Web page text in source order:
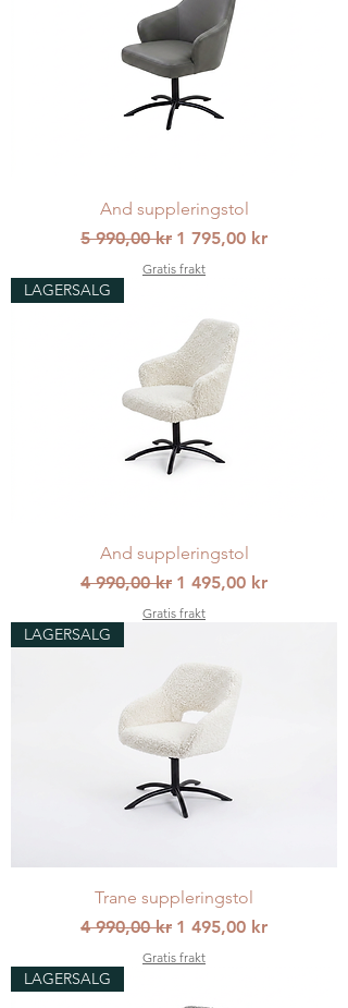
And suppleringstol
Vanlig pris
5 990,00 kr Salgspris
1 795,00 kr
Gratis frakt
LAGERSALG
And suppleringstol
Vanlig pris
4 990,00 kr Salgspris
1 495,00 kr
Gratis frakt
LAGERSALG
Trane suppleringstol
Vanlig pris
4 990,00 kr Salgspris
1 495,00 kr
Gratis frakt
LAGERSALG